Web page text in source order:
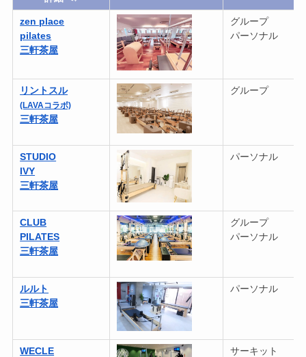
zen place
pilates
三軒茶屋
グループ
パーソナル
リントスル
(LAVAコラボ)
三軒茶屋
グループ
STUDIO
IVY
三軒茶屋
パーソナル
CLUB
PILATES
三軒茶屋
グループ
パーソナル
ルルト
三軒茶屋
パーソナル
WECLE
サーキット